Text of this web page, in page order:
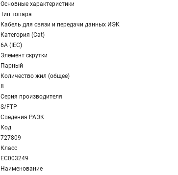
Основные характеристики
Тип товара
Кабель для связи и передачи данных ИЭК
Категория (Cat)
6A (IEC)
Элемент скрутки
Парный
Количество жил (общее)
8
Серия производителя
S/FTP
Сведения РАЭК
Код
727809
Класс
EC003249
Наименование